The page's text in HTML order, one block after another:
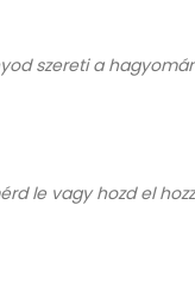
szereti a
le vagy hozd el